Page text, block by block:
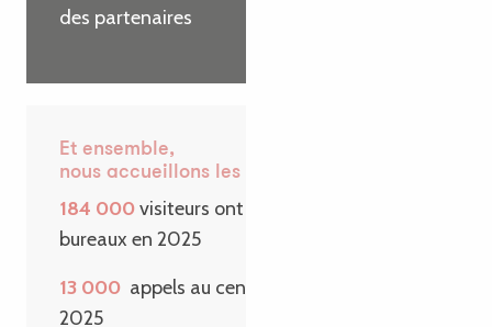
des partenaires
Et ensemble,
nous accueillons les visiteurs
184 000visiteurs ont passé la porte de nos
bureaux en 2025
13 000 appels au centre de contact en
2025